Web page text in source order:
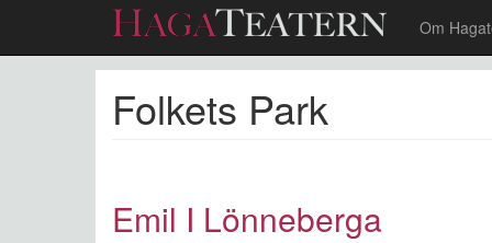
Om
Folkets Park
Emil I Lönneberga